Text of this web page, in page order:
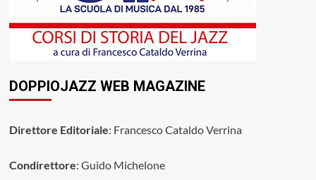
DOPPIOJAZZ WEB MAGAZINE
Direttore Editoriale: Francesco Cataldo Verrina
Condirettore: Guido Michelone